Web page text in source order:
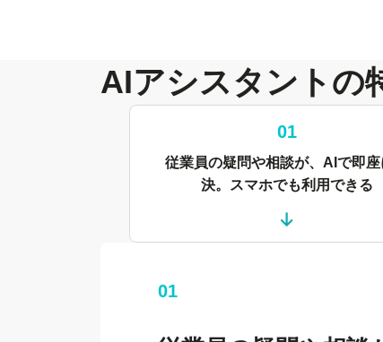
AIアシスタントの
01
従業員の疑問や相談が、AIで即座
決。
スマホでも利用できる
01